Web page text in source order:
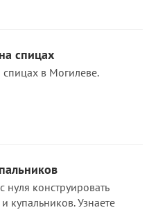
спицах
спицах в Могилеве.
нуля конструировать
купальников. Узнаете